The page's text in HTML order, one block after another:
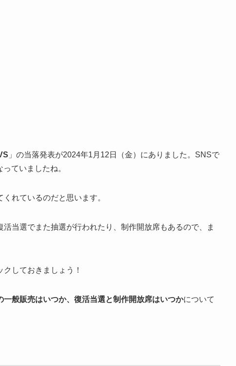
」の当落発表が2024年1月12日（金）にありました。SNSで
ていましたね。
れているのだと思います。
当選でまた抽選が行われたり、制作開放席もあるので、ま
しておきましょう！
般販売はいつか、復活当選と制作開放席はいつかについて